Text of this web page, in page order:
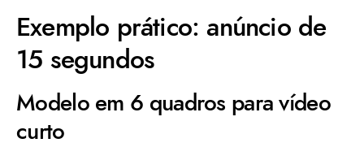
Exemplo prático: anúncio de
15 segundos
Modelo em 6 quadros para vídeo
curto